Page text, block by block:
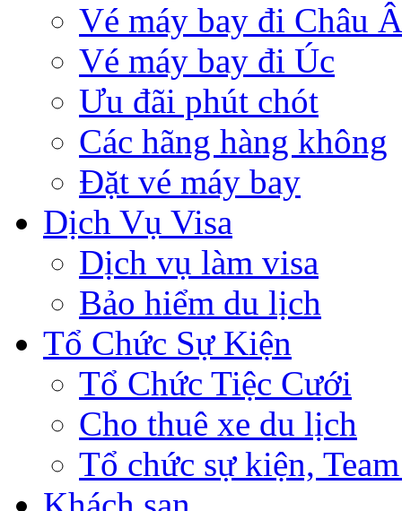
Vé máy bay đi Châu
Vé máy bay đi Úc
Ưu đãi phút chót
Các hãng hàng không
Đặt vé máy bay
Dịch Vụ Visa
Dịch vụ làm visa
Bảo hiểm du lịch
Tổ Chức Sự Kiện
Tổ Chức Tiệc Cưới
Cho thuê xe du lịch
Tổ chức sự kiện,